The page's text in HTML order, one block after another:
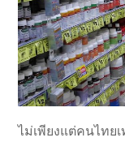
ไม่เพียงแต่คนไทย